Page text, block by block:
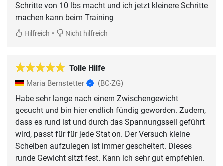
Schritte von 10 lbs macht und ich jetzt kleinere Schritte
machen kann beim Training
Hilfreich • Nicht hilfreich
Tolle Hilfe
Maria Bernstetter (BC-ZG)
Habe sehr lange nach einem Zwischengewicht
gesucht und bin hier endlich fündig geworden. Zudem,
dass es rund ist und durch das Spannungsseil geführt
wird, passt für für jede Station. Der Versuch kleine
Scheiben aufzulegen ist immer gescheitert. Dieses
runde Gewicht sitzt fest. Kann ich sehr gut empfehlen.